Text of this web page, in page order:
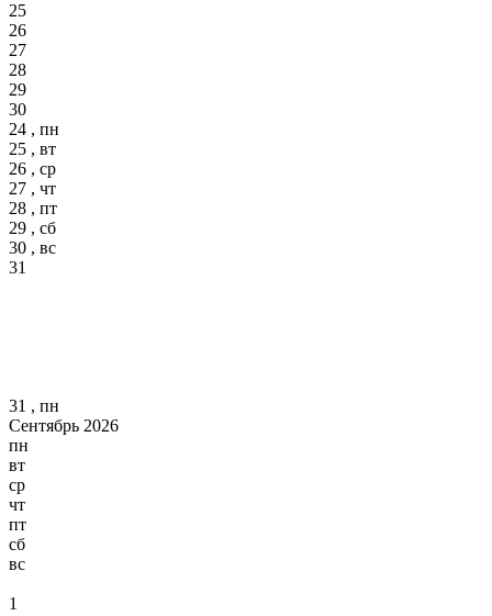
25
26
27
28
29
30
24 , пн
25 , вт
26 , ср
27 , чт
28 , пт
29 , сб
30 , вс
31
31 , пн
Сентябрь 2026
пн
вт
ср
чт
пт
сб
вс
1